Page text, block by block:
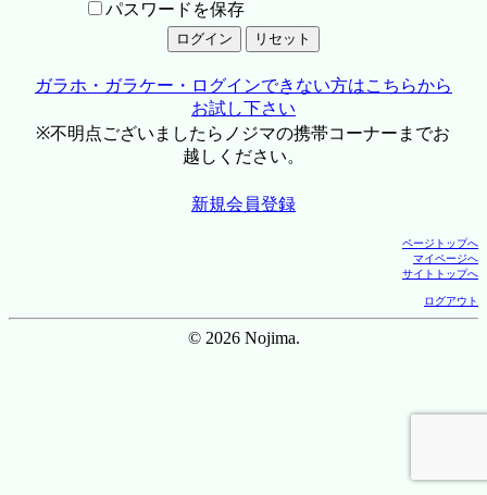
パスワードを保存
ガラホ・ガラケー・ログインできない方はこちらから
お試し下さい
※不明点ございましたらノジマの携帯コーナーまでお
越しください。
新規会員登録
ページトップへ
マイページへ
サイトトップへ
ログアウト
© 2026 Nojima.